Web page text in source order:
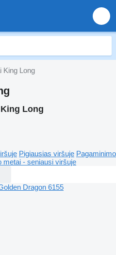
King Long
Long
Pigiausias viršuje Pagaminimo
metai - seniausi viršuje